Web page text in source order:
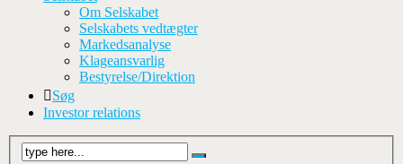
Om Selskabet
Selskabets vedtægter
Markedsanalyse
Klageansvarlig
Bestyrelse/Direktion
Søg
Investor relations